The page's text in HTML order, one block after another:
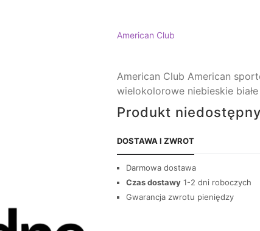
American Club
American Club American
wielokolorowe niebieskie białe
Produkt
DOSTAWA I ZWROT
Darmowa dostawa
Czas dostawy 1-2 dni roboczych
Gwarancja zwrotu pieniędzy